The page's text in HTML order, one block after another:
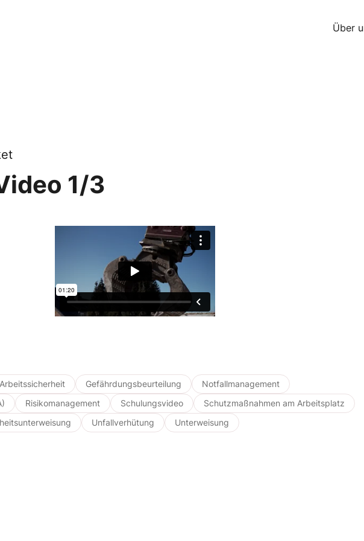
Über
1/3
Arbeitssicherheit Gefährdungsbeurteilung
Notfallmanagement
Risikomanagement Schulungsvideo
Schutzmaßnahmen am Arbeitsplatz
Unfallverhütung Unterweisung